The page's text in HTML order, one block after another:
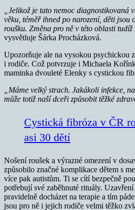
„Jelikož je tato nemoc diagnostikovaná
věku, téměř ihned po narození, děti jsou
roušku. Změna pro ně v této oblasti tudíž
vysvětluje Šárka Procházková.
Upozorňuje ale na vysokou psychickou
i rodiče. Což potvrzuje i Michaela
maminka dvouleté Elenky s cystickou
„Máme velký strach. Jakákoli infekce,
může totiž naší dceři způsobit těžké
Cystická fibróza v ČR
asi 30 dětí
Nošení roušek a výrazné omezení v
způsobilo značné komplikace dětem s
více pak autistům. Ti se cítí bezpečně
potřebují své zaběhnuté rituály.
pravidelně docházet na terapie a tím
jsou pro ně i jejich rodiče velmi těžko